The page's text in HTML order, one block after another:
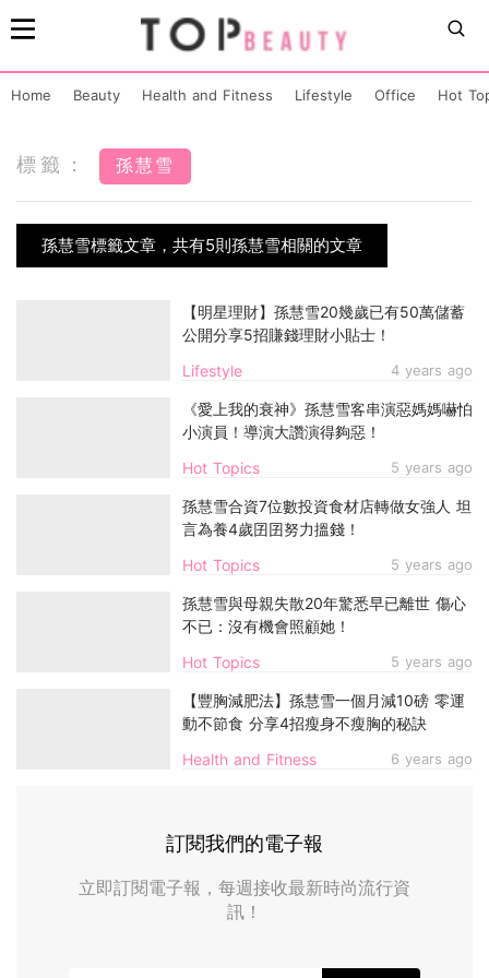
Home Beauty Health and Fitness Lifestyle Office Hot
標籤： 孫慧雪
孫慧雪標籤文章，共有5則孫慧雪相關的文章
Lifestyle 4 years ago
【明星理財】孫慧雪20幾歲已有50萬儲蓄
公開分享5招賺錢理財小貼士！
Hot Topics 5 years ago
《愛上我的衰神》孫慧雪客串演惡媽媽嚇怕
小演員！導演大讚演得夠惡！
Hot Topics 5 years ago
孫慧雪合資7位數投資食材店轉做女強人 坦
言為養4歲囝囝努力搵錢！
Hot Topics 5 years ago
孫慧雪與母親失散20年驚悉早已離世 傷心
不已：沒有機會照顧她！
Health and Fitness 6 years ago
【豐胸減肥法】孫慧雪一個月減10磅 零運
動不節食 分享4招瘦身不瘦胸的秘訣
訂閱我們的電子報
立即訂閱電子報，每週接收最新時尚流行資
訊！